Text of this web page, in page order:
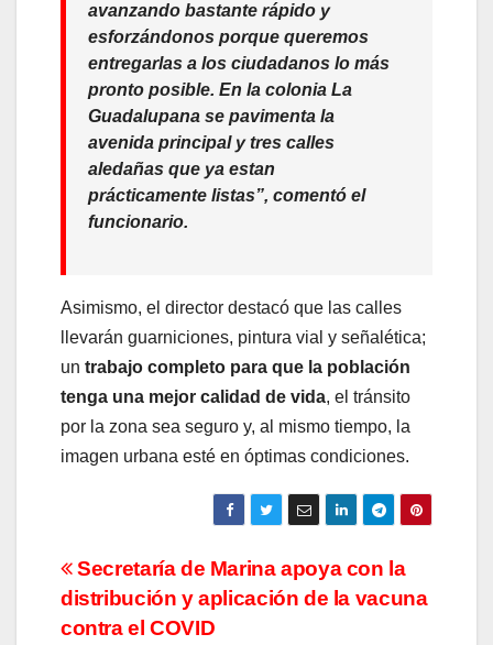
avanzando bastante rápido y
esforzándonos porque queremos
entregarlas a los ciudadanos lo más
pronto posible. En la colonia La
Guadalupana se pavimenta la
avenida principal y tres calles
aledañas que ya estan
prácticamente listas”, comentó el
funcionario.
Asimismo, el director destacó que las calles
llevarán guarniciones, pintura vial y señalética;
un trabajo completo para que la población
tenga una mejor calidad de vida, el tránsito
por la zona sea seguro y, al mismo tiempo, la
imagen urbana esté en óptimas condiciones.
Navegación
de
Secretaría de Marina apoya con la
distribución y aplicación de la vacuna
contra el COVID